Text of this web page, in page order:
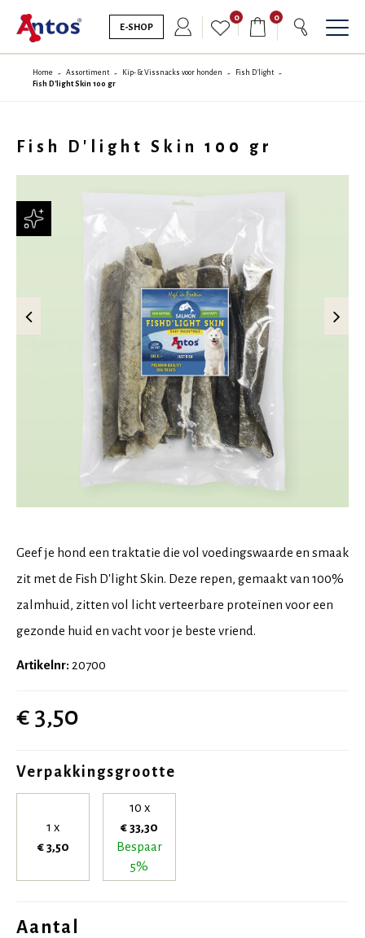
E-SHOP
0 0
Home Assortiment Kip- & Vissnacks voor honden
Fish D'light
Fish D'light Skin 100 gr
Fish D'light Skin 100 gr
Geef je hond een traktatie die vol voedingswaarde en smaak
zit met de Fish D'light Skin. Deze repen, gemaakt van 100%
zalmhuid, zitten vol licht verteerbare proteïnen voor een
gezonde huid en vacht voor je beste vriend.
Artikelnr: 20700
€ 3,50
Verpakkingsgrootte
1 x
€ 3,50
10 x
€ 33,30
Bespaar
5%
Aantal